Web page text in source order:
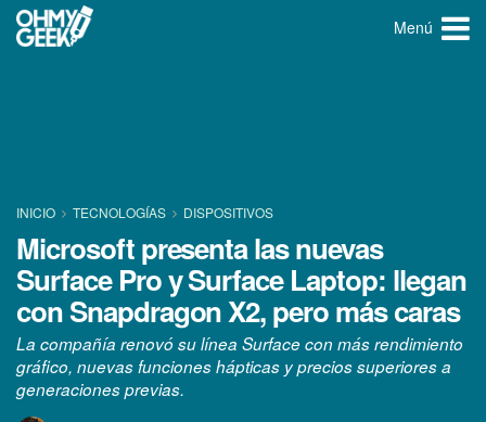
Menú
INICIO TECNOLOGÍ­AS DISPOSITIVOS
Microsoft presenta las nuevas
Surface Pro y Surface Laptop: llegan
con Snapdragon X2, pero más caras
La compañía renovó su línea Surface con más rendimiento
gráfico, nuevas funciones hápticas y precios superiores a
generaciones previas.